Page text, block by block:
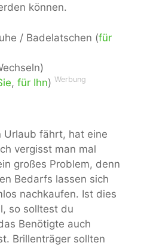
können.
/ Badelatschen (für
, für Ihn) Werbung
Urlaub fährt, hat eine
vergisst man mal
großes Problem, denn
Bedarfs lassen sich
nachkaufen. Ist dies
so solltest du
Benötigte auch
Brillenträger sollten